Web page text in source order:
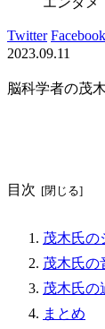
Twitter Facebook
2023.09.11
脳科学者の茂
目次
茂木氏の
茂木氏の
茂木氏の
まとめ